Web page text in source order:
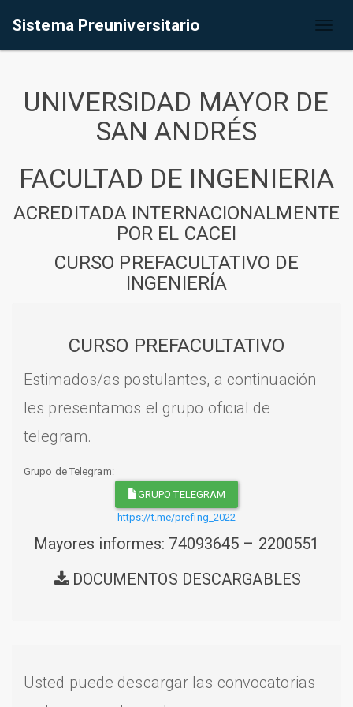
Sistema Preuniversitario
UNIVERSIDAD MAYOR DE
SAN ANDRÉS
FACULTAD DE INGENIERIA
ACREDITADA INTERNACIONALMENTE
POR EL CACEI
CURSO PREFACULTATIVO DE
INGENIERÍA
CURSO PREFACULTATIVO
Estimados/as postulantes, a continuación
les presentamos el grupo oficial de
telegram.
Grupo de Telegram:
GRUPO TELEGRAM
https://t.me/prefing_2022
Mayores informes: 74093645 – 2200551
DOCUMENTOS DESCARGABLES
Usted puede descargar las convocatorias